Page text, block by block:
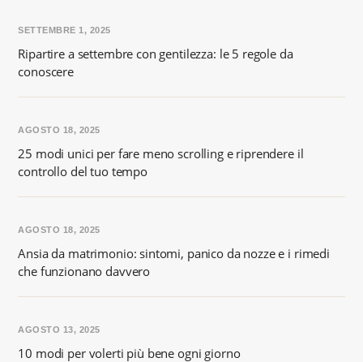
Ripartire a settembre con gentilezza: le 5 regole da
conoscere
SETTEMBRE 1, 2025
25 modi unici per fare meno scrolling e riprendere il
controllo del tuo tempo
AGOSTO 18, 2025
Ansia da matrimonio: sintomi, panico da nozze e i rimedi
che funzionano davvero
AGOSTO 18, 2025
10 modi per volerti più bene ogni giorno
AGOSTO 13, 2025